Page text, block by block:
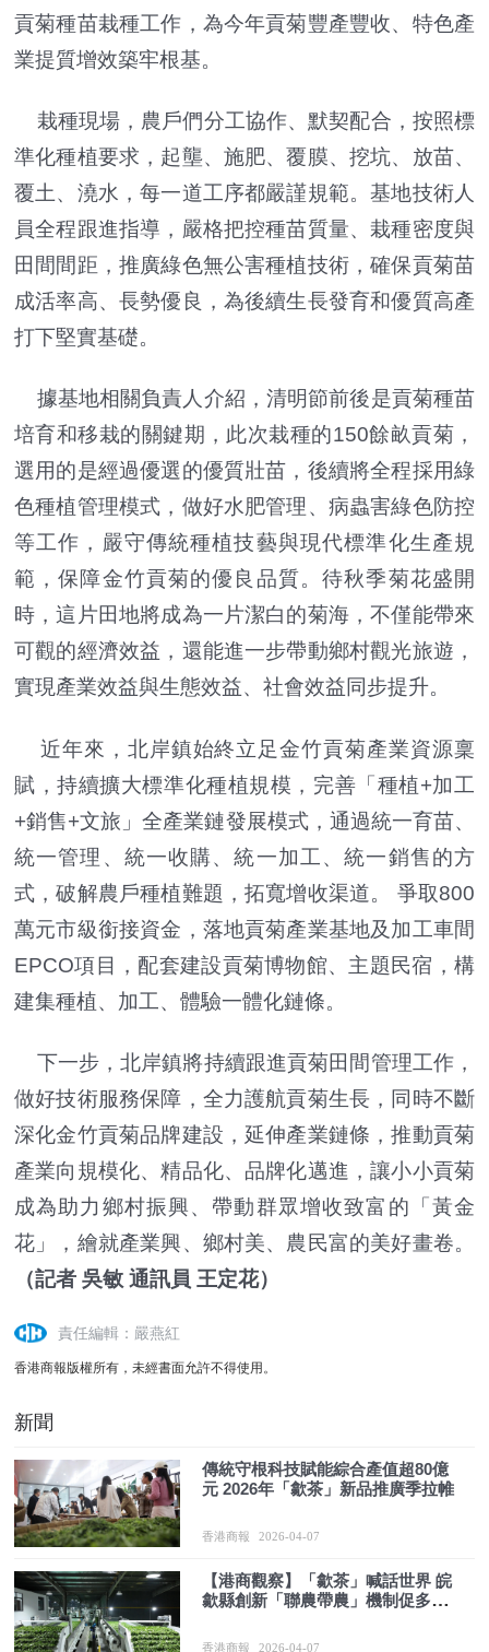
貢菊種苗栽種工作，為今年貢菊豐產豐收、特色產
業提質增效築牢根基。
栽種現場，農戶們分工協作、默契配合，按照標
準化種植要求，起壟、施肥、覆膜、挖坑、放苗、
覆土、澆水，每一道工序都嚴謹規範。基地技術人
員全程跟進指導，嚴格把控種苗質量、栽種密度與
田間間距，推廣綠色無公害種植技術，確保貢菊苗
成活率高、長勢優良，為後續生長發育和優質高產
打下堅實基礎。
據基地相關負責人介紹，清明節前後是貢菊種苗
培育和移栽的關鍵期，此次栽種的150餘畝貢菊，
選用的是經過優選的優質壯苗，後續將全程採用綠
色種植管理模式，做好水肥管理、病蟲害綠色防控
等工作，嚴守傳統種植技藝與現代標準化生產規
範，保障金竹貢菊的優良品質。待秋季菊花盛開
時，這片田地將成為一片潔白的菊海，不僅能帶來
可觀的經濟效益，還能進一步帶動鄉村觀光旅遊，
實現產業效益與生態效益、社會效益同步提升。
近年來，北岸鎮始終立足金竹貢菊產業資源稟
賦，持續擴大標準化種植規模，完善「種植+加工
+銷售+文旅」全產業鏈發展模式，通過統一育苗、
統一管理、統一收購、統一加工、統一銷售的方
式，破解農戶種植難題，拓寬增收渠道。 爭取800
萬元市級銜接資金，落地貢菊產業基地及加工車間
EPCO項目，配套建設貢菊博物館、主題民宿，構
建集種植、加工、體驗一體化鏈條。
下一步，北岸鎮將持續跟進貢菊田間管理工作，
做好技術服務保障，全力護航貢菊生長，同時不斷
深化金竹貢菊品牌建設，延伸產業鏈條，推動貢菊
產業向規模化、精品化、品牌化邁進，讓小小貢菊
成為助力鄉村振興、帶動群眾增收致富的「黃金
花」，繪就產業興、鄉村美、農民富的美好畫卷。
（記者 吳敏 通訊員 王定花）
責任編輯：嚴燕紅
香港商報版權所有，未經書面允許不得使用。
新聞
傳統守根科技賦能綜合產值超80億
元 2026年「歙茶」新品推廣季拉帷
香港商報 2026-04-07
【港商觀察】「歙茶」喊話世界 皖
歙縣創新「聯農帶農」機制促多方
香港商報 2026-04-07